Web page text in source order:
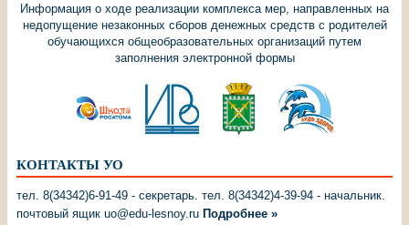
Информация о ходе реализации комплекса мер, направленных на
недопущение незаконных сборов денежных средств с родителей
обучающихся общеобразовательных организаций путем
заполнения электронной формы
КОНТАКТЫ УО
тел. 8(34342)6-91-49 - секретарь. тел. 8(34342)4-39-94 - начальник.
почтовый ящик uo@edu-lesnoy.ru Подробнее »